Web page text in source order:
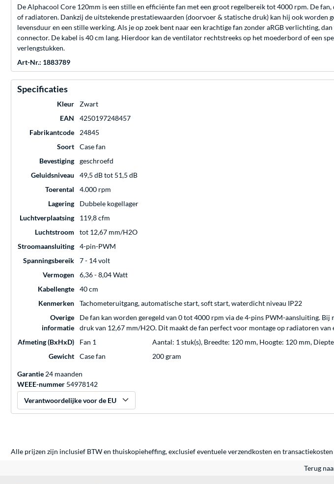
De Alphacool Core 120mm is een stille en efficiënte fan met een groot regelbereik tot 4000 rpm. De
of radiatoren. Dankzij de uitstekende prestatiewaarden (doorvoer & statische druk) kan hij ook
levensduur en een stille werking. Als je op zoek bent naar een krachtige fan zonder aRGB verlichting,
connector. De kabel is 40 cm lang. Hierdoor kan de ventilator rechtstreeks op het moederbord of een
verlengstukken.
Art-Nr.: 1883789
Specificaties
Kleur
Zwart
EAN
4250197248457
Fabrikantcode
24845
Soort
Case fan
Bevestiging
geschroefd
Geluidsniveau
49,5 dB tot 51,5 dB
Toerental
4.000 rpm
Lagering
Dubbele kogellager
Luchtverplaatsing
119,8 cfm
Luchtstroom
tot 12,67 mm/H2O
Stroomaansluiting
4-pin-PWM
Spanningsbereik
7 - 14 volt
Vermogen
6,36 - 8,04 Watt
Kabellengte
40 cm
Kenmerken
Tachometeruitgang, automatische start, soft start, waterdicht niveau IP22
Overige
informatie
De fan kan worden geregeld van 0 tot 4000 rpm via de 4-pins PWM-aansluiting.
druk van 12,67 mm/H2O. Dit maakt de fan perfect voor montage op radiatoren
Afmeting (BxHxD)
Fan 1
Aantal: 1 stuk(s), Breedte: 120 mm, Hoogte: 120 mm,
Gewicht
Case fan 200 gram
Garantie 24 maanden
WEEE-nummer 54978142
Verantwoordelijke voor de EU
Alle prijzen zijn inclusief BTW en thuiskopieheffing, exclusief eventueleverzendkosten en transactiekosten
Terug